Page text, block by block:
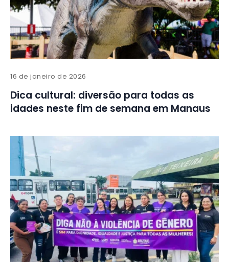
16 de janeiro de 2026
Dica cultural: diversão para todas as
idades neste fim de semana em Manaus